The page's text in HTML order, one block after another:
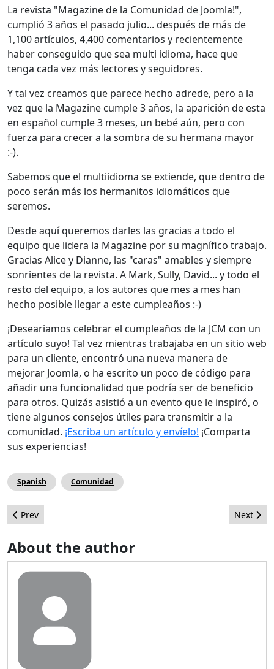
La revista "Magazine de la Comunidad de Joomla!",
cumplió 3 años el pasado julio... después de más de
1,100 artículos, 4,400 comentarios y recientemente
haber conseguido que sea multi idioma, hace que
tenga cada vez más lectores y seguidores.
Y tal vez creamos que parece hecho adrede, pero a la
vez que la Magazine cumple 3 años, la aparición de esta
en español cumple 3 meses, un bebé aún, pero con
fuerza para crecer a la sombra de su hermana mayor
:-).
Sabemos que el multiidioma se extiende, que dentro de
poco serán más los hermanitos idiomáticos que
seremos.
Desde aquí queremos darles las gracias a todo el
equipo que lidera la Magazine por su magnífico trabajo.
Gracias Alice y Dianne, las "caras" amables y siempre
sonrientes de la revista. A Mark, Sully, David... y todo el
resto del equipo, a los autores que mes a mes han
hecho posible llegar a este cumpleaños :-)
¡Deseariamos celebrar el cumpleaños de la JCM con un
artículo suyo! Tal vez mientras trabajaba en un sitio web
para un cliente, encontró una nueva manera de
mejorar Joomla, o ha escrito un poco de código para
añadir una funcionalidad que podría ser de beneficio
para otros. Quizás asistió a un evento que le inspiró, o
tiene algunos consejos útiles para transmitir a la
comunidad. ¡Escriba un artículo y envíelo! ¡Comparta
sus experiencias!
Spanish Comunidad
Previous article: Componente para Joomla! 3: Estableciendo el
Prev Next
Next
About the author